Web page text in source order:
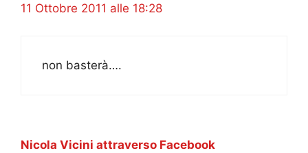
11 Ottobre 2011 alle 18:28
non basterà….
Nicola Vicini attraverso Facebook